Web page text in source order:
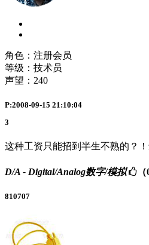
角色：注册会员
等级：技术员
声望： 240
P:2008-09-15 21:10:04
3
这种工资只能招到半生不熟的？
D/A - Digital/Analog数字/模拟
810707